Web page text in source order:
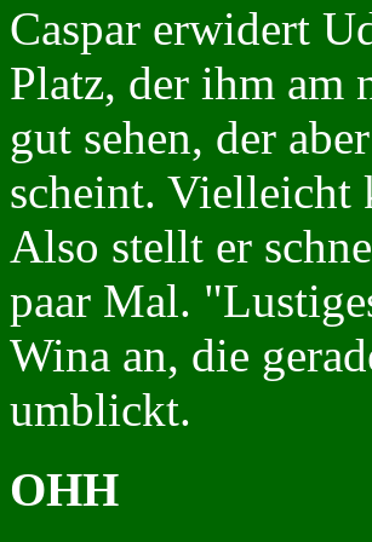
Caspar erwidert
Platz, der ihm am
gut sehen, der
scheint. Vielleicht
Also stellt er
paar Mal.
Wina an, die
umblickt.
OHH